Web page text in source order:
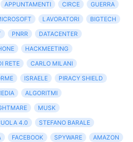
APPUNTAMENTI CIRCE
GUERRA
LAVORATORI
BIGTECH
PNRR
DATACENTER
HACKMEETING
RETE
CARLO MILANI
ISRAELE
PIRACY SHIELD
ALGORITMI
MUSK
4.0
STEFANO BARALE
FACEBOOK SPYWARE
AMAZON